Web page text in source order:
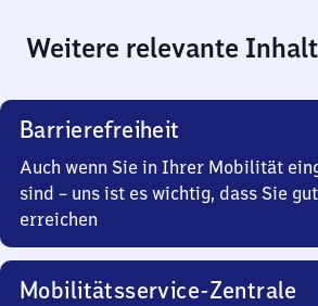
Weitere relevante
Barrierefreiheit
Auch wenn Sie in Ihrer Mobilität
sind – uns ist es wichtig, dass Sie
erreichen
Mobilitätsservice-Zentrale